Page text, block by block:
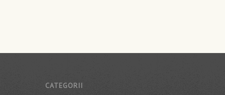
CATEGORII